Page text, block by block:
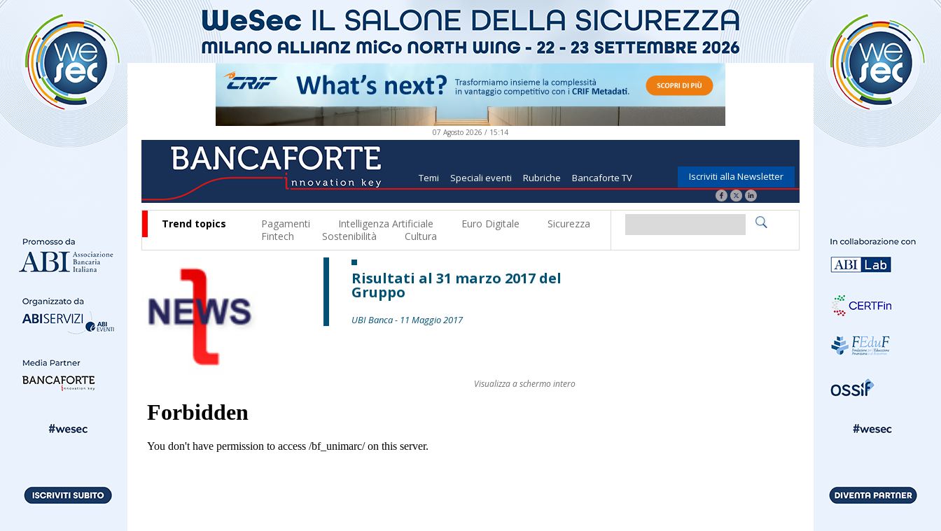
07 Agosto 2026 / 15:14
Temi Speciali eventi Rubriche Bancaforte TV Iscriviti alla Newsletter
Trend topics Pagamenti Intelligenza Artificiale Euro Digitale
Sicurezza
Fintech
Sostenibilità Cultura
Risultati al 31 marzo 2017 del
Gruppo
UBI Banca - 11 Maggio 2017
Visualizza a schermo intero